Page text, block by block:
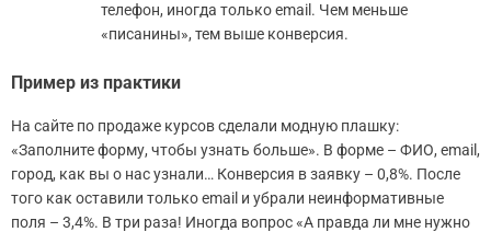
телефон, иногда только email. Чем меньше
«писанины», тем выше конверсия.
Пример из практики
На сайте по продаже курсов сделали модную плашку:
«Заполните форму, чтобы узнать больше». В форме – ФИО, email,
город, как вы о нас узнали… Конверсия в заявку – 0,8%. После
того как оставили только email и убрали неинформативные
поля – 3,4%. В три раза! Иногда вопрос «А правда ли мне нужно